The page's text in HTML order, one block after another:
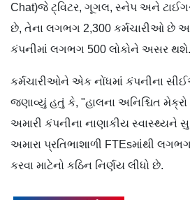
Chat)જે ટ્વિટર, ગૂગલ, સ્નેપ અને ટાઈગર
છે, તેના લગભગ 2,300 કર્મચારીઓ છે
કંપનીમાં લગભગ 500 લોકોને અસર થશે.
કર્મચારીઓને એક નોંધમાં કંપનીના
જણાવ્યું હતું કે, "હાલના અનિશ્ચિત મેક્રો
અમારી કંપનીના નાણાકીય સ્વાસ્થ્યને
અમારા પ્રતિભાશાળી FTEsમાંથી લગભગ
કરવા માટેનો કઠિન નિર્ણય લીધો છે.